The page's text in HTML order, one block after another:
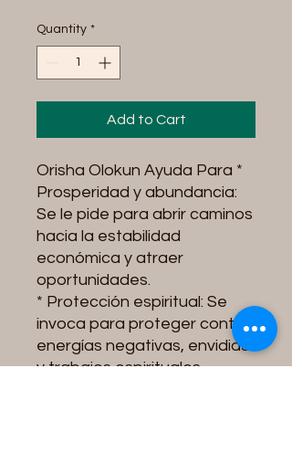
Quantity *
Add to Cart
Orisha Olokun Ayuda Para *
Prosperidad y abundancia:
Se le pide para abrir caminos
hacia la estabilidad
económica y atraer
oportunidades.
* Protección espiritual: Se
invoca para proteger contra
energías negativas, envidias
y trabajos espirituales